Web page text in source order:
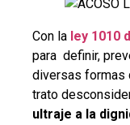
Con la ley 1010
para definir,
diversas formas
trato
ultraje a la